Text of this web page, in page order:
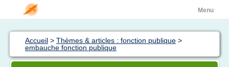
Menu
Accueil > Thèmes & articles : fonction publique >
embauche fonction publique